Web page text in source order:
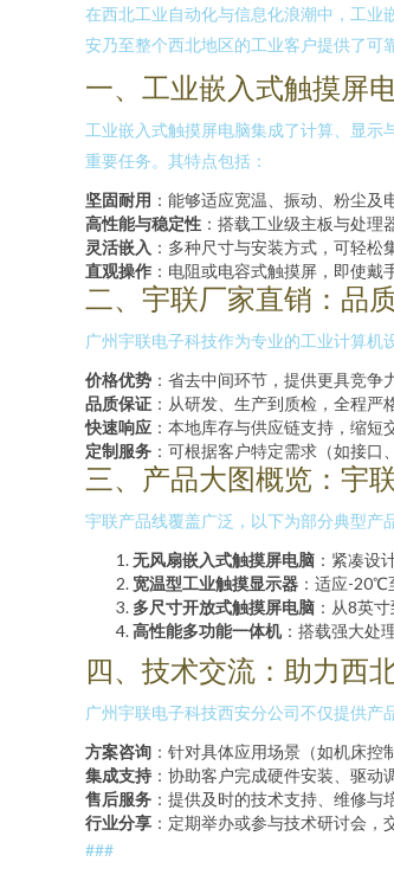
在西北工业自动化与信息化浪潮中，工业
安乃至整个西北地区的工业客户提供了可
一、工业嵌入式触摸屏
工业嵌入式触摸屏电脑集成了计算、显
重要任务。其特点包括：
坚固耐用 ：能够适应宽温、振动、粉尘及
高性能与稳定性 ：搭载工业级主板与处理
灵活嵌入 ：多种尺寸与安装方式，可轻松
直观操作 ：电阻或电容式触摸屏，即使戴
二、宇联厂家直销：品
广州宇联电子科技作为专业的工业计算机
价格优势 ：省去中间环节，提供更具竞争
品质保证 ：从研发、生产到质检，全程严
快速响应 ：本地库存与供应链支持，缩短
定制服务 ：可根据客户特定需求（如接口
三、产品大图概览：宇
宇联产品线覆盖广泛，以下为部分典型产
无风扇嵌入式触摸屏电脑 ：紧凑设
宽温型工业触摸显示器 ：适应-20℃
多尺寸开放式触摸屏电脑 ：从8英
高性能多功能一体机：搭载强大处
四、技术交流：助力西
广州宇联电子科技西安分公司不仅提供产
方案咨询 ：针对具体应用场景（如机床控
集成支持 ：协助客户完成硬件安装、驱动
售后服务 ：提供及时的技术支持、维修与
行业分享 ：定期举办或参与技术研讨会，
###